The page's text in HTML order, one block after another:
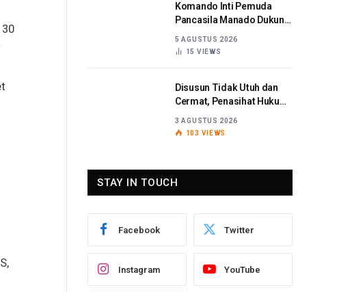
Komando Inti Pemuda
Pancasila Manado Dukung
Korupsi
5 AGUSTUS 2026
15 VIEWS
Disusun Tidak Utuh dan
Cermat, Penasihat Hukum
Tanggapan Jaksa
3 AGUSTUS 2026
103 VIEWS
STAY IN TOUCH
Facebook Twitter
Instagram YouTube